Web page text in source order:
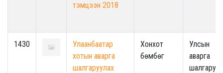
тэмцээн 2018
1430
Улаанбаатар
хотын аварга
шалгаруулах
Хонхот
бөмбөг
Улсын
аварга